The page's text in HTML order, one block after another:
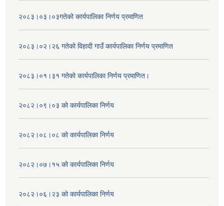
२०८३।०३।०३गतेको कार्यपालिका निर्णय प्रमाणित
२०८३।०२।२६ गतेको विहादी गाउँ कार्यपालिका निर्णय प्रमाणित
२०८३।०१।३१ गतेको कार्यपालिका निर्णय प्रमाणित।
२०८२।०९।०३ को कार्यपालिका निर्णय
२०८२।०८।०८ को कार्यपालिका निर्णय
२०८२।०७।१५ को कार्यपालिका निर्णय
२०८२।०६।२३ को कार्यपालिका निर्णय